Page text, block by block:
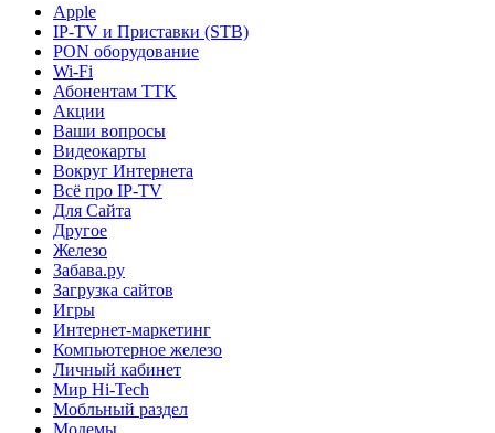
Apple
IP-TV и Приставки (STB)
PON оборудование
Wi-Fi
Абонентам TTK
Акции
Ваши вопросы
Видеокарты
Вокруг Интернета
Всё про IP-TV
Для Сайта
Другое
Железо
Забава.ру
Загрузка сайтов
Игры
Интернет-маркетинг
Компьютерное железо
Личный кабинет
Мир Hi-Tech
Мобльный раздел
Модемы